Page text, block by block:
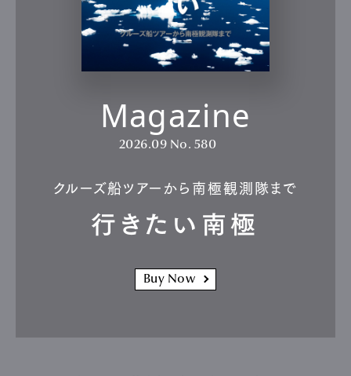
Magazine
2026.09 No. 580
クルーズ船ツアーから南極観測隊まで
行きたい南極
Buy Now